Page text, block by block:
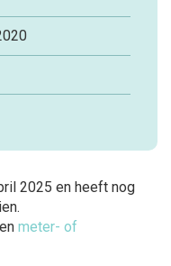
2025 en heeft nog
meter- of